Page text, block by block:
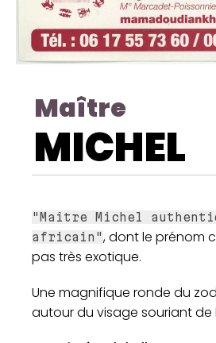
Maître
MICHEL
"Maître Michel
africain", dont le prénom
pas très exotique.
Une magnifique ronde du
autour du visage souriant de